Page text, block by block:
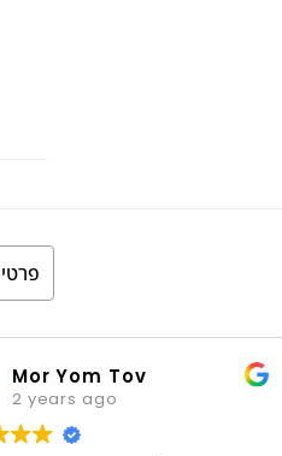
Mor Yom Tov
2 years ago